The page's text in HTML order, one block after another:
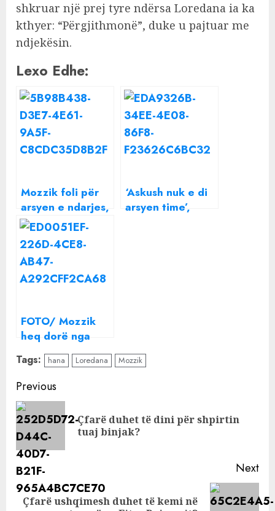
shkruar një prej tyre ndërsa Loredana ia ka
kthyer: “Përgjithmonë”, duke u pajtuar me
ndjekësin.
Lexo Edhe:
Mozzik foli për
arsyen e ndarjes,
Loredana i
përgjigjet
publikisht: Jam
lodhur duke…
‘Askush nuk e di
arsyen time’,
FOTO/ Mozzik
heq dorë nga
Loredana,
konfirmon lidhjen
e re
Tags: hana Loredana Mozzik
Continue
Reading
Previous
Çfarë duhet të dini për shpirtin
tuaj binjak?
Next
Next
Çfarë ushqimesh duhet të kemi në